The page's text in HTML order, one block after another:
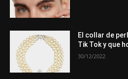
El collar de
Tik Tok y que
30/12/2022